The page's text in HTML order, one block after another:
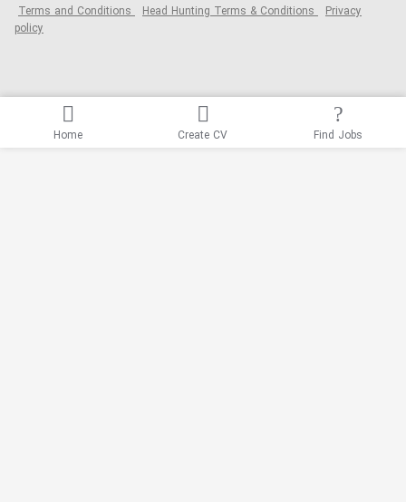
Terms and Conditions Head Hunting Terms & Conditions Privacy
policy
Home Create CV Find Jobs